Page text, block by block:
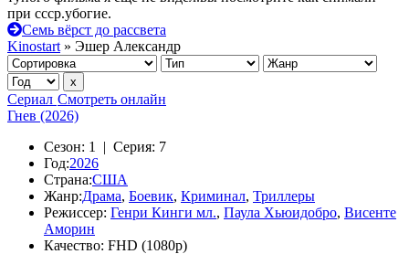
при ссср.убогие.
Семь вёрст до рассвета
Kinostart » Эшер Александр
Сериал Смотреть онлайн
Гнев (2026)
Сезон: 1 | Серия: 7
Год:2026
Страна:США
Жанр:Драма, Боевик, Криминал, Триллеры
Режиссер: Генри Кинги мл., Паула Хьюидобро, Висенте
Аморин
Качество: FHD (1080p)